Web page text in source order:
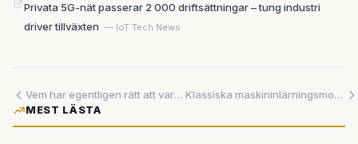
Privata 5G-nät passerar 2 000 driftsättningar – tung industri
driver tillväxten — IoT Tech News
Vem har egentligen rätt att vara i ditt system? Israelisk säkerhetsstartup tar sig an AI-erans identitetsproblem med drygt en halv miljard i ryggen
Klassiska maskininlärningsmodeller överträffar stora språkmodeller på strukturerad tabelldata – hybrid­strategi pekas ut som vägen framåt
MEST LÄSTA